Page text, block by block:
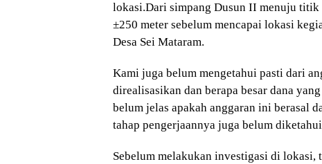
lokasi.Dari simpang Dusun II menuju
±250 meter sebelum mencapai lokasi
Desa Sei Mataram.
Kami juga belum mengetahui pasti dari
direalisasikan dan berapa besar dana
belum jelas apakah anggaran ini berasal
tahap pengerjaannya juga belum
Sebelum melakukan investigasi di lokasi,